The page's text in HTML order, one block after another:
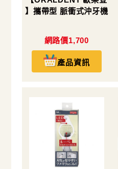
】攜帶型 脈衝式沖牙機
網路價1,700
產品資訊